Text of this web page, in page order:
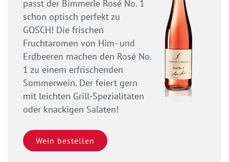
passt der Bimmerle Rosé No. 1
schon optisch perfekt zu
GOSCH! Die frischen
Fruchtaromen von Him- und
Erdbeeren machen den Rosé No.
1 zu einem erfrischenden
Sommerwein. Der feiert gern
mit leichten Grill-Spezialitäten
oder knackigen Salaten!
Wein bestellen